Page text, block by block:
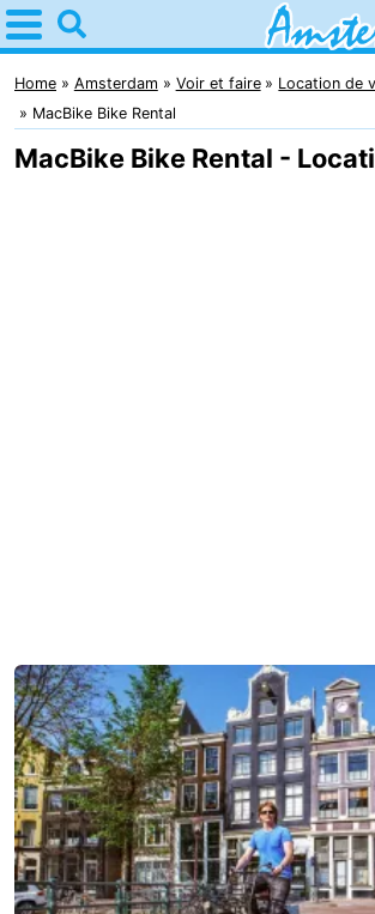
Home
Amsterdam
Itinéraires
Het
Amsterdamse
Bos
-
Spaarnwoude
Hôtels
Last
minutes
Musées
Attractions
Home Amsterdam Voir et faire
Location de
MacBike Bike Rental
MacBike Bike Rental -